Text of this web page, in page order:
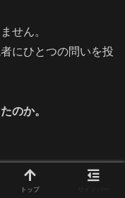
せん。
にひとつの問いを投
のか。
からこそ、彼女自身
トップ